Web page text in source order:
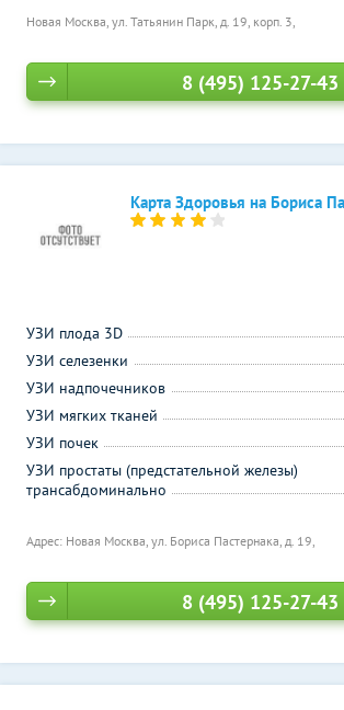
Новая Москва, ул. Татьянин Парк, д. 19, корп. 3,
8 (495) 125-27-43
Карта Здоровья на Бориса
Адрес: Новая Москва, ул. Бориса Пастернака, д. 19,
УЗИ плода 3D
УЗИ селезенки
УЗИ надпочечников
УЗИ мягких тканей
УЗИ почек
УЗИ простаты (предстательной железы)
трансабдоминально
8 (495) 125-27-43